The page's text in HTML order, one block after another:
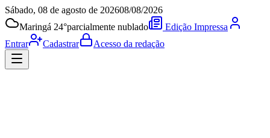
Sábado, 08 de agosto de 202608/08/2026
Maringá 24°parcialmente nublado
Edição Impressa
Entrar
Cadastrar Acesso da redação